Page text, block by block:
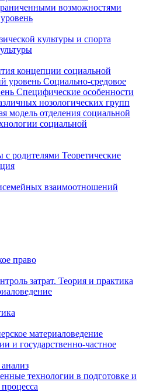
возможностями
культуры и спорта
концепции социальной
уровень Социально-средовое
Специфические особенности
нозологических групп
модель отделения социальной
социальной
с родителями Теоретические
взаимоотношений
право
затрат. Теория и практика
материаловедение
и государственно-частное
технологии в подготовке и